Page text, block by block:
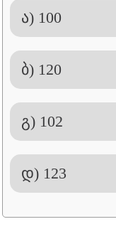
ა) 100
ბ) 120
გ) 102
დ) 123